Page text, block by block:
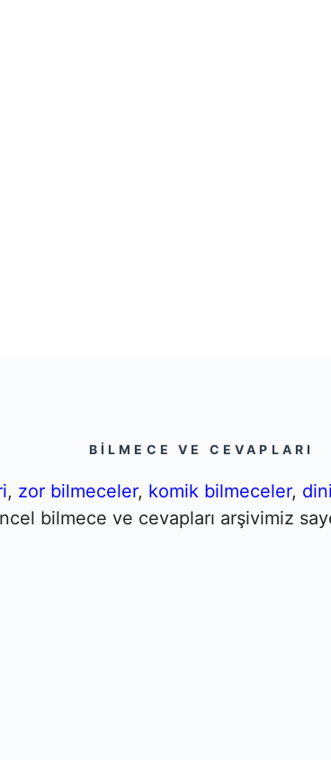
BILMECE VE CEVAPLARI
, zor bilmeceler, komik bilmeceler,
bilmece ve cevapları arşivimiz